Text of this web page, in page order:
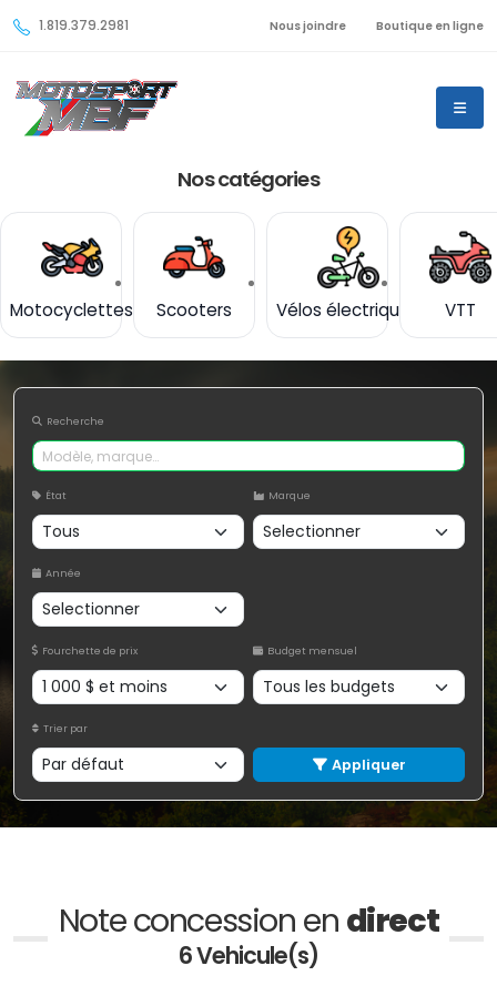
1.819.379.2981 Nous joindre Boutique en ligne
Nos catégories
Motocyclettes Scooters Vélos électriques VTT
Recherche
État Marque
Année
Fourchette de prix Budget mensuel
Trier par
Appliquer
Note concession en direct
6 Vehicule(s)